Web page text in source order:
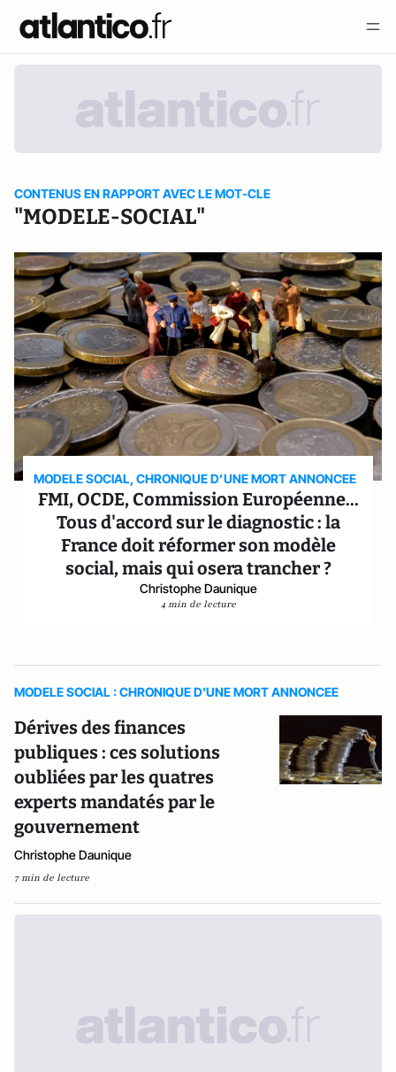
CONTENUS EN RAPPORT AVEC LE MOT-CLE
"MODELE-SOCIAL"
MODELE SOCIAL, CHRONIQUE D’UNE MORT ANNONCEE
FMI, OCDE, Commission Européenne...
Tous d'accord sur le diagnostic : la
France doit réformer son modèle
social, mais qui osera trancher ?
Christophe Daunique
4 min de lecture
MODELE SOCIAL : CHRONIQUE D'UNE MORT ANNONCEE
Dérives des finances
publiques : ces solutions
oubliées par les quatres
experts mandatés par le
gouvernement
Christophe Daunique
7 min de lecture